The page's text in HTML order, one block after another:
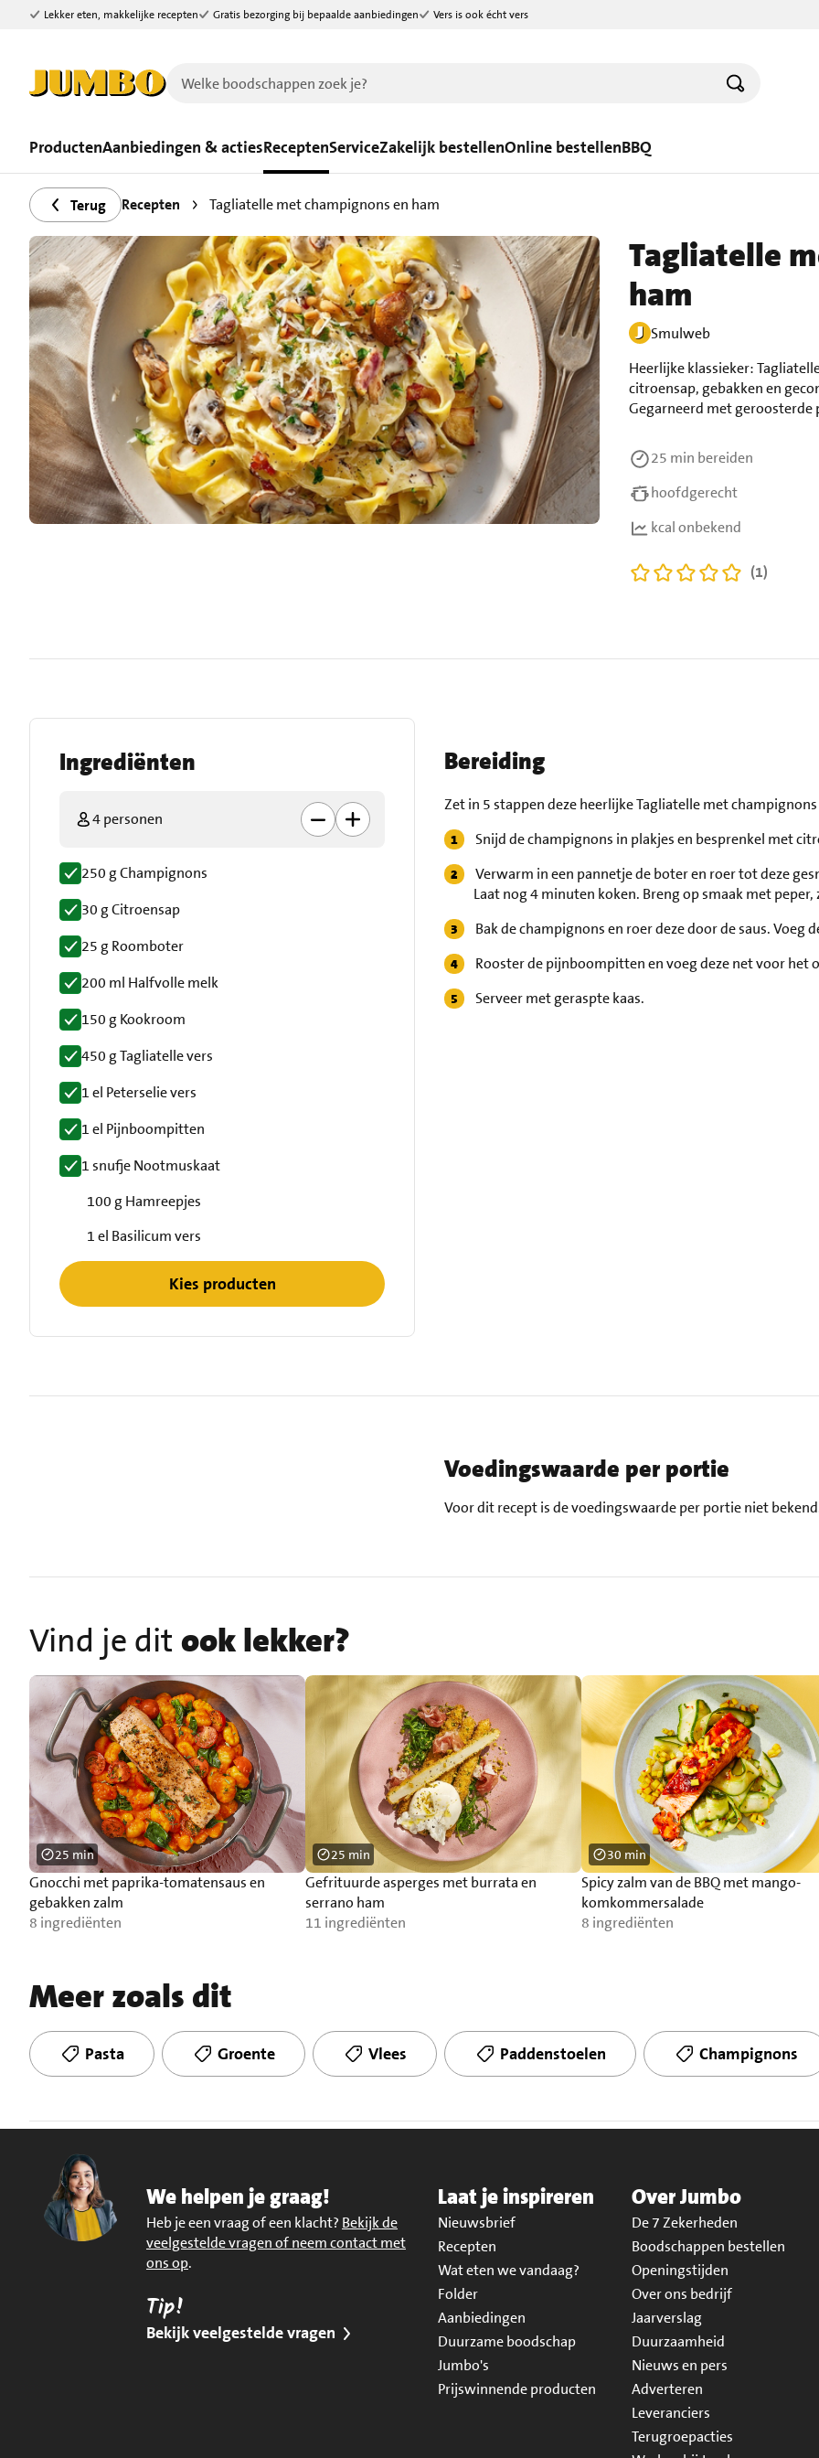
Ga naar zoeken
Ga naar hoofdinhoud
Lekker eten, makkelijke recepten Gratis bezorging bij bepaalde aanbiedingen Vers is ook écht vers
ProductenAanbiedingen & actiesReceptenServiceZakelijk bestellenOnline bestellenBBQ
Terug Recepten Tagliatelle met champignons en ham
Tagliatelle
ham
Smulweb
Heerlijke klassieker:
citroensap, gebakken en
Gegarneerd met
25 min bereiden
hoofdgerecht
kcal onbekend
(1)
Ingrediënten
4 personen
250 g Champignons
30 g Citroensap
25 g Roomboter
200 ml Halfvolle melk
150 g Kookroom
450 g Tagliatelle vers
1 el Peterselie vers
1 el Pijnboompitten
1 snufje Nootmuskaat
100 g Hamreepjes
1 el Basilicum vers
Kies producten
Bereiding
Zet in 5 stappen deze heerlijke Tagliatelle met
Snijd de champignons in plakjes en besprenkel met
Verwarm in een pannetje de boter en roer tot deze
Laat nog 4 minuten koken. Breng op smaak met
Bak de champignons en roer deze door de saus. Voeg
Rooster de pijnboompitten en voeg deze net voor het
Serveer met geraspte kaas.
Voedingswaarde per portie
Voor dit recept is de voedingswaarde per portie niet
Vind je ditook lekker?
Gnocchi met paprika-tomatensaus en
gebakken zalm
8 ingrediënten
25 min
Gefrituurde asperges met burrata en
serrano ham
11 ingrediënten
25 min
Spicy zalm van de BBQ met mango-
komkommersalade
8 ingrediënten
30 min
Meer zoals dit
Pasta Groente Vlees Paddenstoelen Champignons
We helpen je graag!
Heb je een vraag of een klacht? Bekijk de
veelgestelde vragen of neem contact met
ons op.
Tip!
Bekijk veelgestelde vragen
Laat je inspireren
Nieuwsbrief
Recepten
Wat eten we vandaag?
Folder
Aanbiedingen
Duurzame boodschap
Jumbo's
Prijswinnende producten
Over Jumbo
De 7 Zekerheden
Boodschappen bestellen
Openingstijden
Over ons bedrijf
Jaarverslag
Duurzaamheid
Nieuws en pers
Adverteren
Leveranciers
Terugroepacties